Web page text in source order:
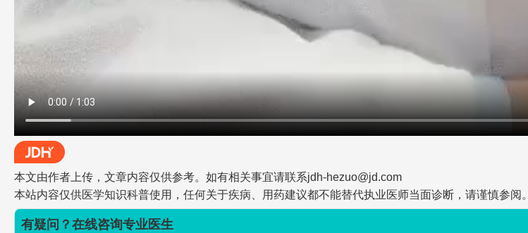
本文由作者上传，文章内容仅供参考。如有相关事宜请联系jdh-hezuo@jd.com
本站内容仅供医学知识科普使用，任何关于疾病、用药建议都不能替代执业医师当面诊断，请谨慎参阅。
有疑问？在线咨询专业医生